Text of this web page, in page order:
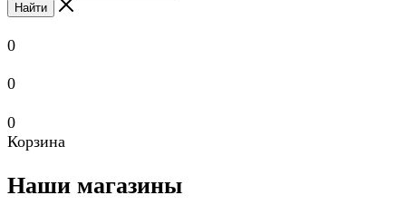
Найти
0
0
0
Корзина
Наши магазины